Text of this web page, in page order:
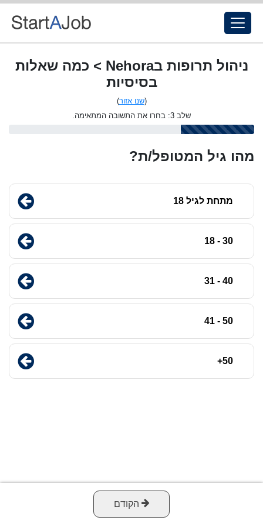
ניהול תרופות בNehora > כמה שאלות
בסיסיות
(שנו אזור)
שלב 3: בחרו את התשובה המתאימה.
מהו גיל המטופל/ת?
מתחת לגיל 18
30 - 18
40 - 31
50 - 41
50+
הקודם